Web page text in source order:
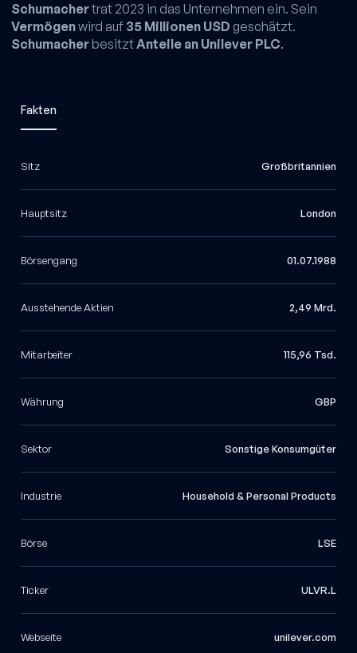
Schumachertrat 2023 in das Unternehmen ein. Sein
Vermögenwird auf 35 Millionen USD geschätzt.
SchumacherbesitztAnteile an Unilever PLC.
Fakten
Sitz Großbritannien
Hauptsitz London
Börsengang 01.07.1988
Ausstehende Aktien 2,49 Mrd.
Mitarbeiter 115,96 Tsd.
Währung GBP
Sektor Sonstige Konsumgüter
Industrie Household & Personal Products
Börse LSE
Ticker ULVR.L
Webseite unilever.com